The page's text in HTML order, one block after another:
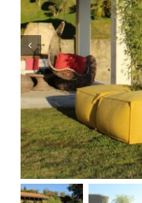
Bonsai
Zubehör
Draußen
Anlässe
Werbeaktionen
